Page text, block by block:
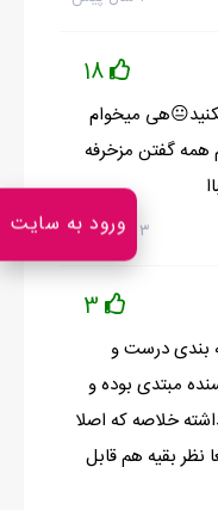
خیلی دیدنی بود. خم شدم و
با آستینم تمیز کردم
یک سوال ازت دارم؛ نترس
نکن.
18
میخوام
همه گفتن مزخرفه
۳ سال پیش
3
بندی درست و
مبتدی بوده و
خلاصه که اصلا
نظر بقیه هم قابل
ورود به سایت